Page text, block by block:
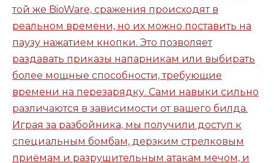
той же BioWare, сражения происходят в
реальном времени, но их можно поставить на
паузу нажатием кнопки. Это позволяет
раздавать приказы напарникам или выбирать
более мощные способности, требующие
времени на перезарядку. Сами навыки сильно
различаются в зависимости от вашего билда.
Играя за разбойника, мы получили доступ к
специальным бомбам, дерзким стрелковым
приёмам и разрушительным атакам мечом, и